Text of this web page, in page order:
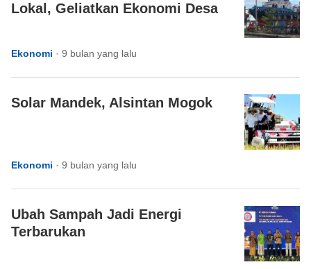
Lokal, Geliatkan Ekonomi Desa
Ekonomi · 9 bulan yang lalu
Solar Mandek, Alsintan Mogok
Ekonomi · 9 bulan yang lalu
Ubah Sampah Jadi Energi
Terbarukan